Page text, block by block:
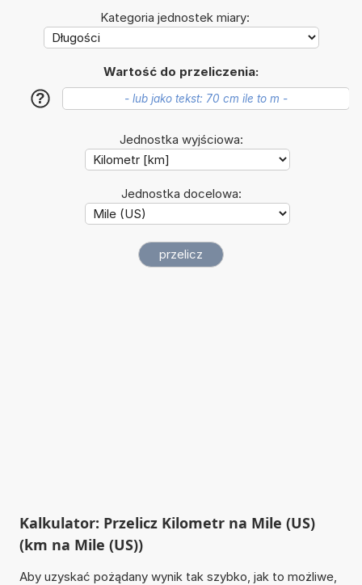
Kategoria jednostek miary:
Wartość do przeliczenia:
?
Jednostka wyjściowa:
Jednostka docelowa:
Kalkulator: Przelicz Kilometr na Mile (US)
(km na Mile (US))
Aby uzyskać pożądany wynik tak szybko, jak to możliwe,